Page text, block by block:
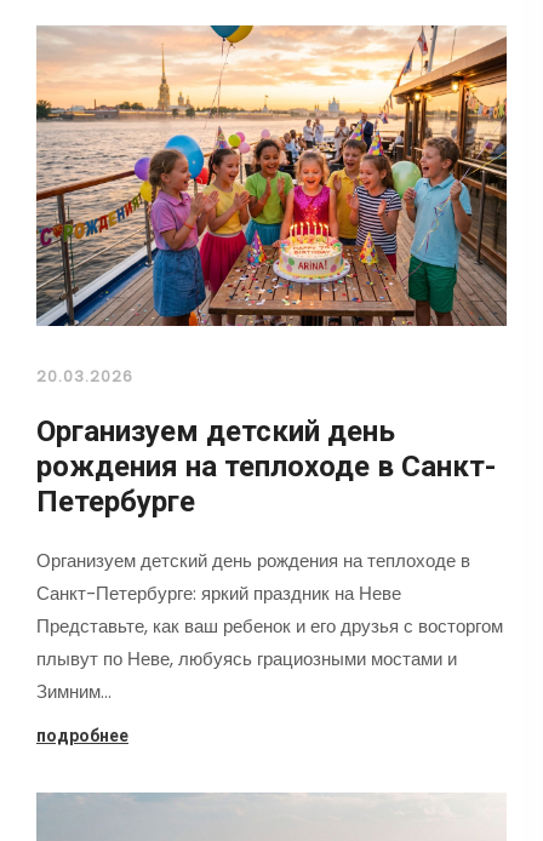
20.03.2026
Организуем детский день
рождения на теплоходе в Санкт-
Петербурге
Организуем детский день рождения на теплоходе в
Санкт-Петербурге: яркий праздник на Неве
Представьте, как ваш ребенок и его друзья с восторгом
плывут по Неве, любуясь грациозными мостами и
Зимним…
подробнее